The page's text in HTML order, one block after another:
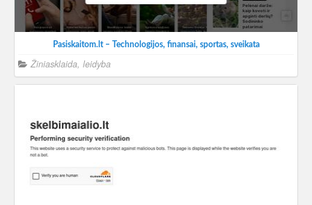
Pasiskaitom.lt – Technologijos, finansai, sportas, sveikata
Žiniasklaida, leidyba